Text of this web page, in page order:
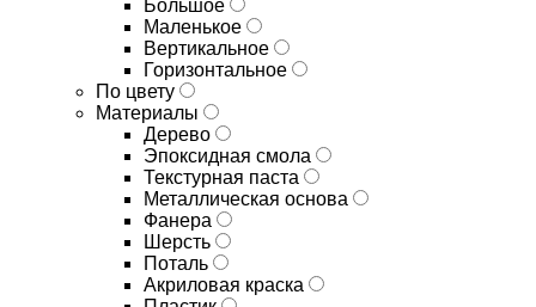
Большое
Маленькое
Вертикальное
Горизонтальное
По цвету
Материалы
Дерево
Эпоксидная смола
Текстурная паста
Металлическая основа
Фанера
Шерсть
Поталь
Акриловая краска